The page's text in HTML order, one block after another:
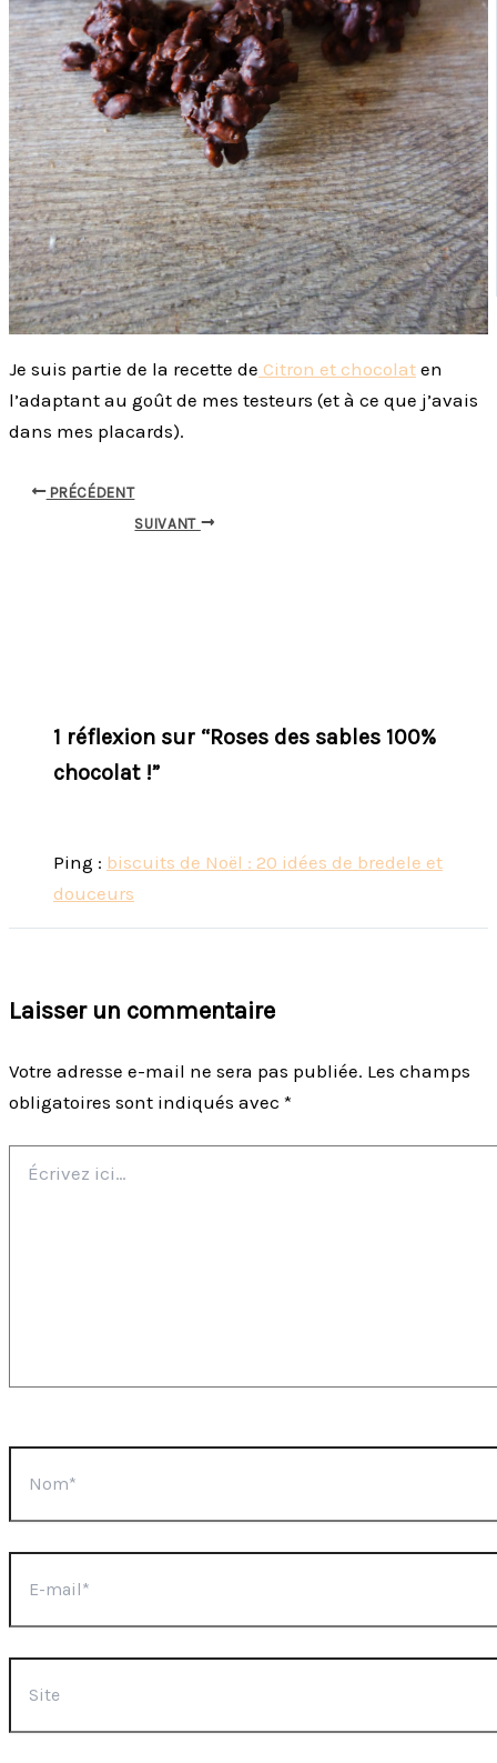
Je suis partie de la recette de Citron et chocolat en
l’adaptant au goût de mes testeurs (et à ce que j’avais
dans mes placards).
PRÉCÉDENT
SUIVANT
1 réflexion sur “Roses des sables 100%
chocolat !”
Ping : biscuits de Noël : 20 idées de bredele et
douceurs
Laisser un commentaire
Votre adresse e-mail ne sera pas publiée. Les champs
obligatoires sont indiqués avec *
ici…
mail*